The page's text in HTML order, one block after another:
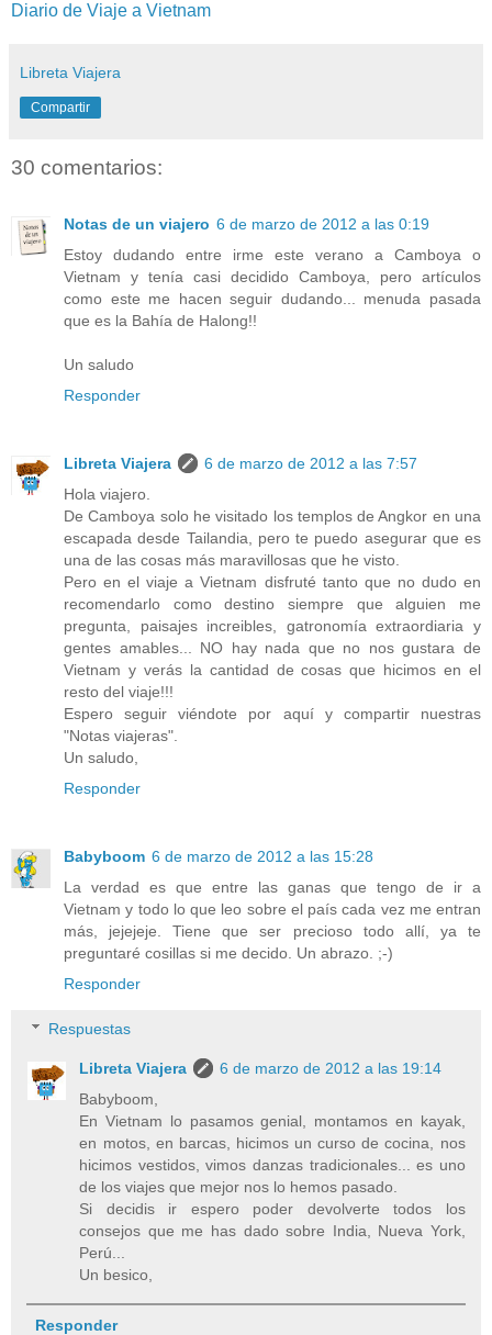
Diario de Viaje a Vietnam
Libreta Viajera
Compartir
30 comentarios:
Notas de un viajero 6 de marzo de 2012 a las 0:19
Estoy dudando entre irme este verano a Camboya o
Vietnam y tenía casi decidido Camboya, pero artículos
como este me hacen seguir dudando... menuda pasada
que es la Bahía de Halong!!
Un saludo
Responder
Libreta Viajera
6 de marzo de 2012 a las 7:57
Hola viajero.
De Camboya solo he visitado los templos de Angkor en una
escapada desde Tailandia, pero te puedo asegurar que es
una de las cosas más maravillosas que he visto.
Pero en el viaje a Vietnam disfruté tanto que no dudo en
recomendarlo como destino siempre que alguien me
pregunta, paisajes increibles, gatronomía extraordiaria y
gentes amables... NO hay nada que no nos gustara de
Vietnam y verás la cantidad de cosas que hicimos en el
resto del viaje!!!
Espero seguir viéndote por aquí y compartir nuestras
"Notas viajeras".
Un saludo,
Responder
Babyboom 6 de marzo de 2012 a las 15:28
La verdad es que entre las ganas que tengo de ir a
Vietnam y todo lo que leo sobre el país cada vez me entran
más, jejejeje. Tiene que ser precioso todo allí, ya te
preguntaré cosillas si me decido. Un abrazo. ;-)
Responder
Respuestas
Libreta Viajera
6 de marzo de 2012 a las 19:14
Babyboom,
En Vietnam lo pasamos genial, montamos en kayak,
en motos, en barcas, hicimos un curso de cocina, nos
hicimos vestidos, vimos danzas tradicionales... es uno
de los viajes que mejor nos lo hemos pasado.
Si decidis ir espero poder devolverte todos los
consejos que me has dado sobre India, Nueva York,
Perú...
Un besico,
Responder